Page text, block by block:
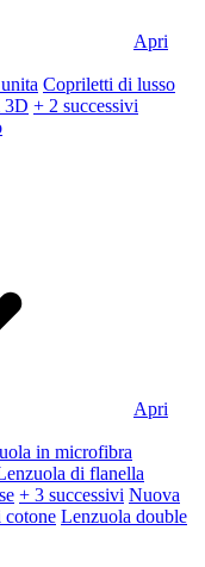
Apri
Copriletti di lusso
3D + 2 successivi
Apri
in microfibra
di flanella
+ 3 successivi Nuova
cotone Lenzuola double